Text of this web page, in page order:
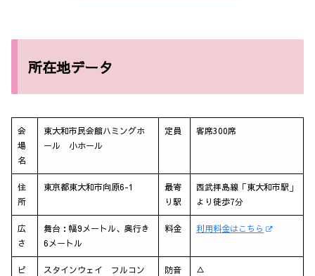
所在地データ
会
場
名
東大和市民会館ハミングホ
ール 小ホール
定員 客席300席
住
所
東京都東大和市向原6-1
最寄
り駅
西武拝島線「東大和市駅」
より徒歩7分
広
さ
舞台：幅9メートル、奥行き
6メートル
料金 利用料金はこちら
ピ
スタインウェイ フルコン
防音
△